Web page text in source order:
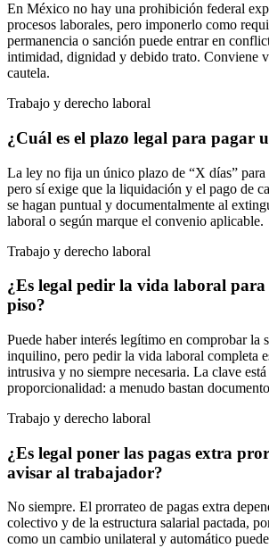
En México no hay una prohibición federal
procesos laborales, pero imponerlo como
permanencia o sanción puede entrar en
intimidad, dignidad y debido trato. Conviene
cautela.
Trabajo y derecho laboral
¿Cuál es el plazo legal para pagar
La ley no fija un único plazo de “X días”
pero sí exige que la liquidación y el pago de
se hagan puntual y documentalmente al
laboral o según marque el convenio aplicable.
Trabajo y derecho laboral
¿Es legal pedir la vida laboral
piso?
Puede haber interés legítimo en comprobar la
inquilino, pero pedir la vida laboral completa
intrusiva y no siempre necesaria. La clave está
proporcionalidad: a menudo bastan
Trabajo y derecho laboral
¿Es legal poner las pagas extra
avisar al trabajador?
No siempre. El prorrateo de pagas extra
colectivo y de la estructura salarial pactada,
como un cambio unilateral y automático